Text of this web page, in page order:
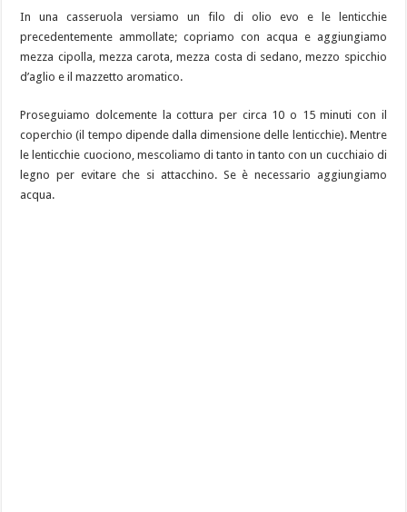
In una casseruola versiamo un filo di olio evo e le lenticchie
precedentemente ammollate; copriamo con acqua e aggiungiamo
mezza cipolla, mezza carota, mezza costa di sedano, mezzo spicchio
d’aglio e il mazzetto aromatico.
Proseguiamo dolcemente la cottura per circa 10 o 15 minuti con il
coperchio (il tempo dipende dalla dimensione delle lenticchie). Mentre
le lenticchie cuociono, mescoliamo di tanto in tanto con un cucchiaio di
legno per evitare che si attacchino. Se è necessario aggiungiamo
acqua.